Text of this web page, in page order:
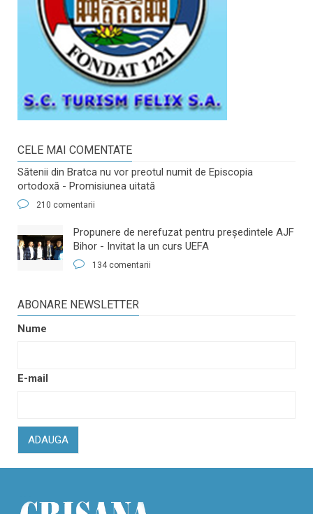
CELE MAI COMENTATE
Sătenii din Bratca nu vor preotul numit de Episcopia
ortodoxă - Promisiunea uitată
210 comentarii
​Propunere de nerefuzat pentru preşedintele AJF
Bihor - Invitat la un curs UEFA
134 comentarii
ABONARE NEWSLETTER
Nume
E-mail
ADAUGA